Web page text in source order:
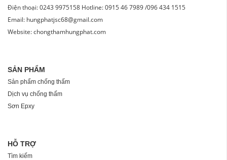
Điện thoại: 0243 9975158 Hotline: 0915 46 7989 /096 434 1515
Email: hungphatjsc68@gmail.com
Website: chongthamhungphat.com
SẢN PHẨM
Sản phẩm chống thấm
Dịch vụ chống thấm
Sơn Epxy
HỖ TRỢ
Tìm kiếm